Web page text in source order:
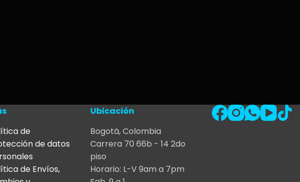
de
de datos
de Envíos,
Ubicación
Bogotá, Colombia
Carrera 70 66b - 14 2do
piso
Horario: L-V 9am a 7pm